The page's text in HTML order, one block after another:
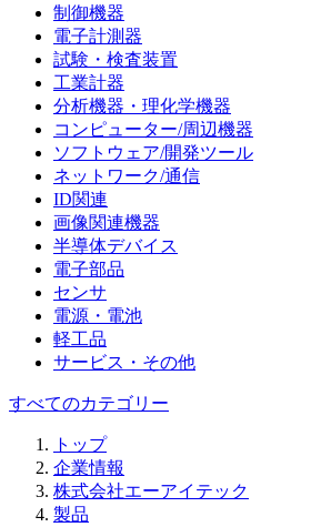
制御機器
電子計測器
試験・検査装置
工業計器
分析機器・理化学機器
コンピューター/周辺機器
ソフトウェア/開発ツール
ネットワーク/通信
ID関連
画像関連機器
半導体デバイス
電子部品
センサ
電源・電池
軽工品
サービス・その他
すべてのカテゴリー
トップ
企業情報
株式会社エーアイテック
製品